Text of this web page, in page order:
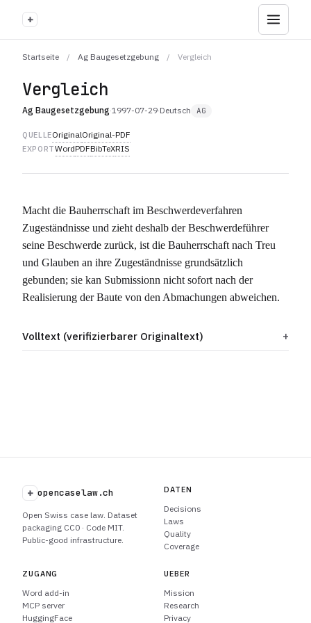
+
Startseite / Ag Baugesetzgebung / Vergleich
Vergleich
Ag Baugesetzgebung·1997-07-29·Deutsch AG
QUELLEOriginalOriginal-PDF
EXPORTWordPDFBibTeXRIS
Macht die Bauherrschaft im Beschwerdeverfahren
Zugeständnisse und zieht deshalb der Beschwerdeführer
seine Beschwerde zurück, ist die Bauherrschaft nach Treu
und Glauben an ihre Zugeständnisse grundsätzlich
gebunden; sie kan Submissionn nicht sofort nach der
Realisierung der Baute von den Abmachungen abweichen.
Volltext (verifizierbarer Originaltext)
+ opencaselaw.ch
Open Swiss case law. Dataset
packaging CC0 · Code MIT.
Public-good infrastructure.
DATEN
Decisions
Laws
Quality
Coverage
ZUGANG
Word add-in
MCP server
HuggingFace
UEBER
Mission
Research
Privacy